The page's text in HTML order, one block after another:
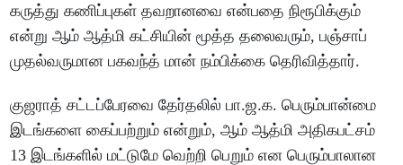
கருத்து கணிப்புகள் தவறானவை என்பதை நிரூபிக்கும்
என்று ஆம் ஆத்மி கட்சியின் மூத்த தலைவரும், பஞ்சாப்
முதல்வருமான பகவந்த் மான் நம்பிக்கை தெரிவித்தார்.
குஜராத் சட்டப்பேரவை தேர்தலில் பா.ஜ.க. பெரும்பான்மை
இடங்களை கைப்பற்றும் என்றும், ஆம் ஆத்மி அதிகபட்சம்
13 இடங்களில் மட்டுமே வெற்றி பெறும் என பெரும்பாலான